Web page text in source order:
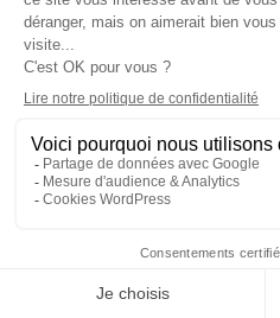
Rassemblement à
Vénissieux : la